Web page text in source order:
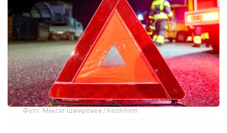
Фото: Мақсат Шағирбаев / Kazinform